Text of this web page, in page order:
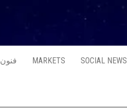
SOCIAL NEWS
MARKETS فنون